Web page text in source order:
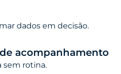
dados em decisão.
acompanhamento
sem rotina.